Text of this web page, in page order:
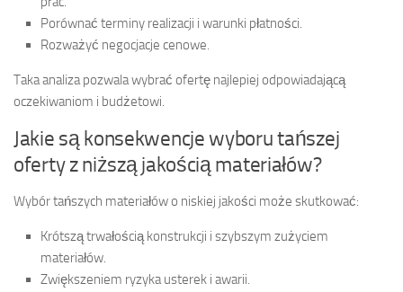
Porównać terminy realizacji i warunki płatności.
Rozważyć negocjacje cenowe.
Taka analiza pozwala wybrać ofertę najlepiej odpowiadającą
oczekiwaniom i budżetowi.
Jakie są konsekwencje wyboru tańszej
oferty z niższą jakością materiałów?
Wybór tańszych materiałów o niskiej jakości może skutkować:
Krótszą trwałością konstrukcji i szybszym zużyciem
materiałów.
Zwiększeniem ryzyka usterek i awarii.